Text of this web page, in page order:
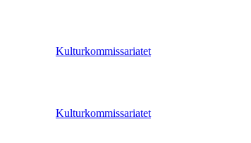
Kulturkommissariatet
Kulturkommissariatet